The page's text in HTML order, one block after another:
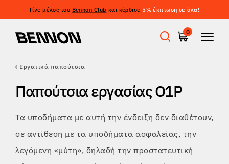
Γίνε μέλος του Bennon Club και κέρδισε 5% έκπτωση σε όλα!
0
Προσφορές
Barefoot
Εργατικά παπούτσια
Παπούτσια εργασίας O1P
Τα υποδήματα με αυτή την ένδειξη δεν διαθέτουν,
σε αντίθεση με τα υποδήματα ασφαλείας, την
λεγόμενη «μύτη», δηλαδή την προστατευτική
Φιλτράρισμα
ΙΔΙΌΤΗΤΕΣ
ΕΚΚΑΘΆΡΙΣΗ ΦΊΛΤΡΩΝ